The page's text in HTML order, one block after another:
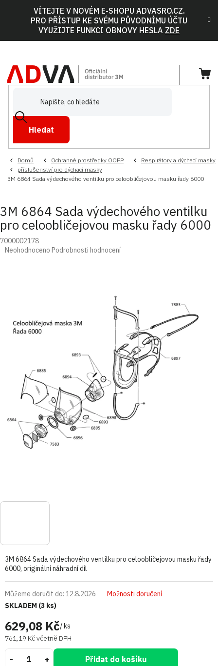
VÍTEJTE V NOVÉM E-SHOPU ADVASRO.CZ.
PRO PŘÍSTUP KE SVÉMU PŮVODNÍMU ÚČTU
VYUŽIJTE FUNKCI OBNOVY HESLA ZDE
Hledat
Domů Ochranné prostředky OOPP
Respirátory a dýchací masky
příslušenství pro dýchací masky
3M 6864 Sada výdechového ventilku pro celoobličejovou masku řady 6000
3M 6864 Sada výdechového ventilku
pro celoobličejovou masku řady 6000
7000002178
Průměrné
Neohodnoceno Podrobnosti hodnocení
629,08 Kč/ ks
761,19 Kč včetně DPH
SKLADEM (3 ks)
Můžeme doručit do: 12.8.2026 Možnosti doručení
Přidat do košíku
3M 6864 Sada výdechového ventilku pro celoobličejovou masku řady
6000, originální náhradní díl